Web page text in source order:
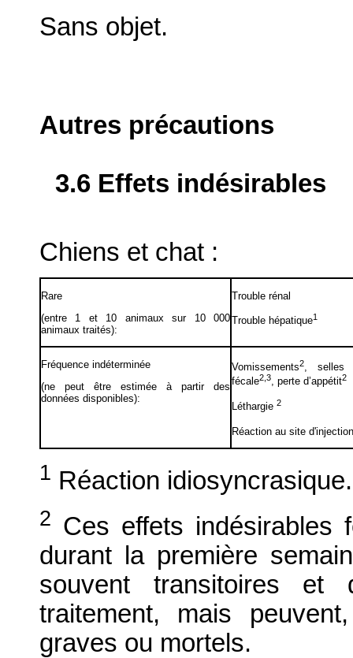
Sans objet.
Autres précautions
3.6 Effets indésirables
Chiens et chat :
Rare
(entre 1 et 10 animaux sur 10 000
animaux traités):
Trouble rénal
Trouble hépatique1
Fréquence indéterminée
(ne peut être estimée à partir des
données disponibles):
Vomissements2, selles
fécale2,3, perte d’appétit2
Léthargie 2
Réaction au site d'injection
1 Réaction idiosyncrasique.
2 Ces effets indésirables
durant la première
souvent transitoires
traitement, mais
graves ou mortels.